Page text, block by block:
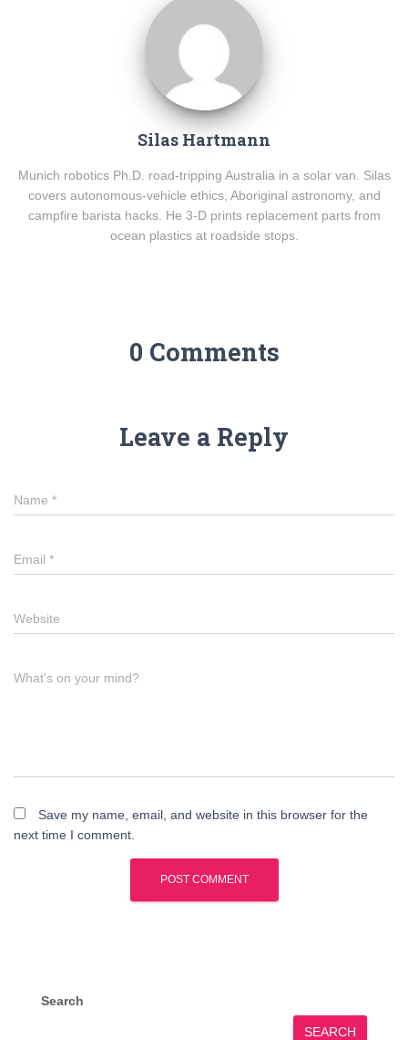
Silas Hartmann
Munich robotics Ph.D. road-tripping Australia in a solar van. Silas
covers autonomous-vehicle ethics, Aboriginal astronomy, and
campfire barista hacks. He 3-D prints replacement parts from
ocean plastics at roadside stops.
0 Comments
Leave a Reply
Name *
Email *
Website
What's on your mind?
Save my name, email, and website in this browser for the
next time I comment.
Search
SEARCH